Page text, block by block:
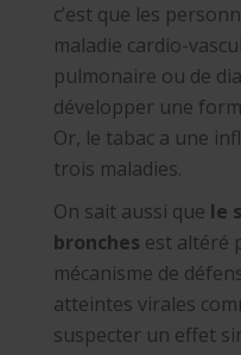
c’est que les
maladie cardio-
pulmonaire ou de
développer une
Or, le tabac a une
trois maladies.
On sait aussi que le
bronches est altéré
mécanisme de
atteintes virales
suspecter un effet